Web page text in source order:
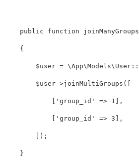
public function joinManyGroups
{
$user = \App\Models\User ::
$user->joinMultiGroups ([
'group_id' => 1 ],
'group_id' => 3 ],
]);
}